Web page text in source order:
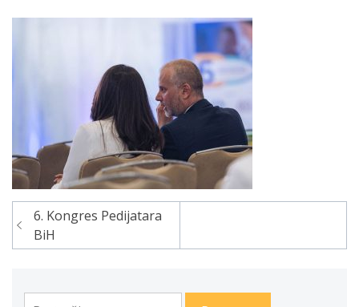
Navigacija
članaka
6. Kongres Pedijatara
BiH
Pretraga: